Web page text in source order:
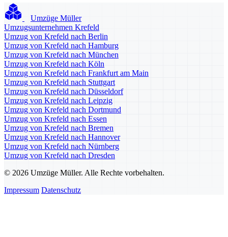
Umzüge Müller
Umzugsunternehmen Krefeld
Umzug von Krefeld nach Berlin
Umzug von Krefeld nach Hamburg
Umzug von Krefeld nach München
Umzug von Krefeld nach Köln
Umzug von Krefeld nach Frankfurt am Main
Umzug von Krefeld nach Stuttgart
Umzug von Krefeld nach Düsseldorf
Umzug von Krefeld nach Leipzig
Umzug von Krefeld nach Dortmund
Umzug von Krefeld nach Essen
Umzug von Krefeld nach Bremen
Umzug von Krefeld nach Hannover
Umzug von Krefeld nach Nürnberg
Umzug von Krefeld nach Dresden
© 2026 Umzüge Müller. Alle Rechte vorbehalten.
Impressum Datenschutz